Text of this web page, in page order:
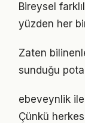
Bireysel
yüzden her
Zaten
sunduğu
ebeveynlik
Çünkü